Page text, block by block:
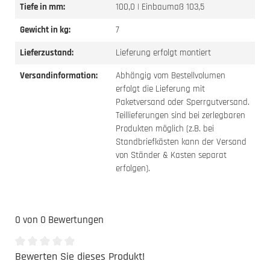
Tiefe in mm:
100,0 | Einbaumaß 103,5
Gewicht in kg:
7
Lieferzustand:
Lieferung erfolgt montiert
Versandinformation:
Abhängig vom Bestellvolumen
erfolgt die Lieferung mit
Paketversand oder Sperrgutversand.
Teillieferungen sind bei zerlegbaren
Produkten möglich (z.B. bei
Standbriefkästen kann der Versand
von Ständer & Kasten separat
erfolgen).
0 von 0 Bewertungen
Durchschnittliche Bewertung von 0 von 5 Sternen
Bewerten Sie dieses Produkt!